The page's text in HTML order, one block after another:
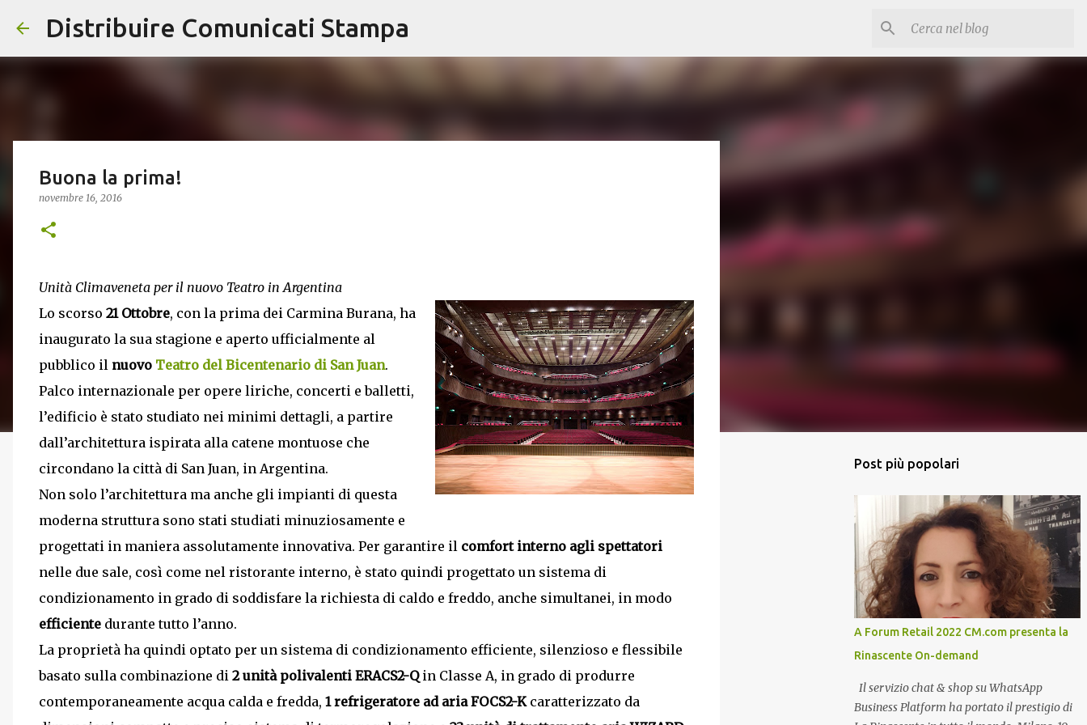
Distribuire Comunicati Stampa
Buona la prima!
novembre 16, 2016
Unità Climaveneta per il nuovo Teatro in Argentina
Lo scorso 21 Ottobre, con la prima dei Carmina Burana, ha
inaugurato la sua stagione e aperto ufficialmente al
pubblico il nuovo Teatro del Bicentenario di San Juan.
Palco internazionale per opere liriche, concerti e balletti,
l’edificio è stato studiato nei minimi dettagli, a partire
dall’architettura ispirata alla catene montuose che
circondano la città di San Juan, in Argentina.
Non solo l’architettura ma anche gli impianti di questa
moderna struttura sono stati studiati minuziosamente e
progettati in maniera assolutamente innovativa. Per garantire il comfort interno agli spettatori
nelle due sale, così come nel ristorante interno, è stato quindi progettato un sistema di
condizionamento in grado di soddisfare la richiesta di caldo e freddo, anche simultanei, in modo
efficiente durante tutto l’anno.
La proprietà ha quindi optato per un sistema di condizionamento efficiente, silenzioso e flessibile
basato sulla combinazione di 2 unità polivalenti ERACS2-Qin Classe A, in grado di produrre
contemporaneamente acqua calda e fredda, 1 refrigeratore ad aria FOCS2-Kcaratterizzato da
Post più popolari
A Forum Retail 2022 CM.com presenta la
Rinascente On-demand
Il servizio chat & shop su WhatsApp
Business Platform ha portato il prestigio di